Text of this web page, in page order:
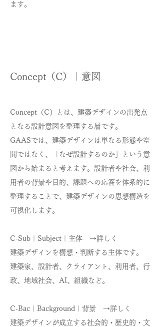
ます。
Concept（C）｜意図
Concept（C）とは、建築デザインの出発点
となる設計意図を整理する層です。
GAASでは、建築デザインは単なる形態や空
間ではなく、「なぜ設計するのか」という意
図から始まると考えます。設計者や社会、利
用者の背景や目的、課題への応答を体系的に
整理することで、建築デザインの思想構造を
可視化します。
C-Sub｜Subject｜主体 →詳しく
建築デザインを構想・判断する主体です。
建築家、設計者、クライアント、利用者、行
政、地域社会、AI、組織など。
C-Bac｜Background｜背景 →詳しく
建築デザインが成立する社会的・歴史的・文